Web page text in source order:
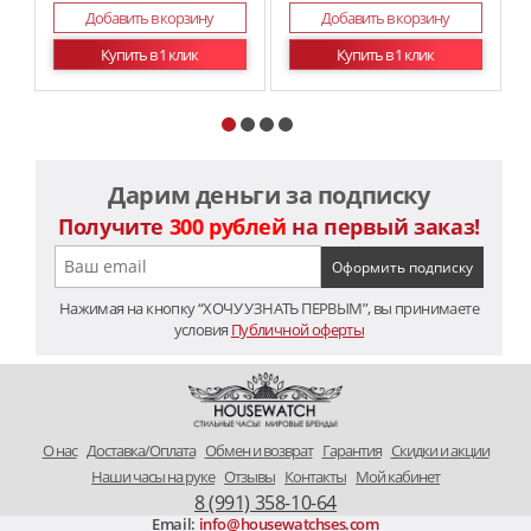
Добавить в корзину
Купить в 1 клик
Добавить в корзину
Купить в 1 клик
Дарим деньги за подписку
Получите 300 рублей на первый заказ!
Нажимая на кнопку “ХОЧУ УЗНАТЬ ПЕРВЫМ”, вы принимаете
условия Публичной оферты
O нас Доставка/Оплата Обмен и возврат Гарантия Скидки и акции
Наши часы на руке Отзывы Контакты Мой кабинет
8 (991) 358-10-64
Email: info@housewatchses.com